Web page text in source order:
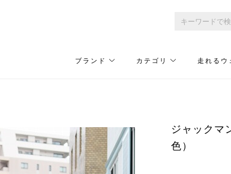
ブランド カテゴリ 走れるウ
ジャック
色）